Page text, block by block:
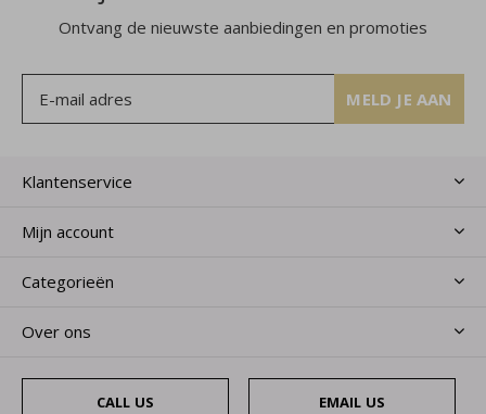
Ontvang de nieuwste aanbiedingen en promoties
MELD JE AAN
Klantenservice
Mijn account
Categorieën
Over ons
CALL US EMAIL US